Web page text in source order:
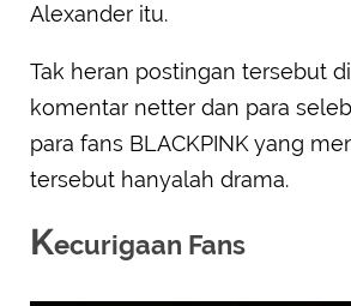
Alexander itu.
Tak heran postingan tersebut
komentar netter dan para
para fans BLACKPINK yang
tersebut hanyalah drama.
Kecurigaan Fans